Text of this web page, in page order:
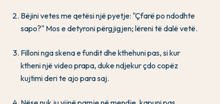
Bëjini vetes me qetësi një pyetje: "Çfarë po ndodhte
sapo?" Mos e detyroni përgjigjen; lëreni të dalë vetë.
Filloni nga skena e fundit dhe kthehuni pas, si kur
ktheni një video prapa, duke ndjekur çdo copëz
kujtimi deri te ajo para saj.